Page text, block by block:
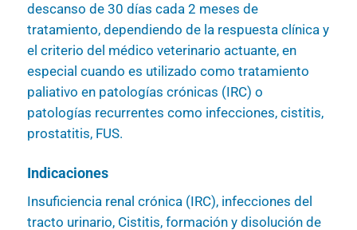
descanso de 30 días cada 2 meses de
tratamiento, dependiendo de la respuesta clínica y
el criterio del médico veterinario actuante, en
especial cuando es utilizado como tratamiento
paliativo en patologías crónicas (IRC) o
patologías recurrentes como infecciones, cistitis,
prostatitis, FUS.
Indicaciones
Insuficiencia renal crónica (IRC), infecciones del
tracto urinario, Cistitis, formación y disolución de